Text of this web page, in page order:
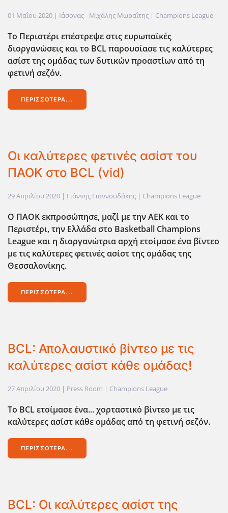
01 Μαΐου 2020 | Ιάσονας - Μιχάλης Μωραΐτης | Champions League
Το Περιστέρι επέστρεψε στις ευρωπαϊκές
διοργανώσεις και το BCL παρουσίασε τις καλύτερες
ασίστ της ομάδας των δυτικών προαστίων από τη
φετινή σεζόν.
ΠΕΡΙΣΣΌΤΕΡΑ...
Οι καλύτερες φετινές ασίστ του
ΠΑΟΚ στο BCL (vid)
29 Απριλίου 2020 | Γιάννης Γιαννουδάκης | Champions League
Ο ΠΑΟΚ εκπροσώπησε, μαζί με την ΑΕΚ και το
Περιστέρι, την Ελλάδα στο Basketball Champions
League και η διοργανώτρια αρχή ετοίμασε ένα βίντεο
με τις καλύτερες φετινές ασίστ της ομάδας της
Θεσσαλονίκης.
ΠΕΡΙΣΣΌΤΕΡΑ...
BCL: Απολαυστικό βίντεο με τις
καλύτερες ασίστ κάθε ομάδας!
27 Απριλίου 2020 | Press Room | Champions League
Το BCL ετοίμασε ένα... χορταστικό βίντεο με τις
καλύτερες ασίστ κάθε ομάδας από τη φετινή σεζόν.
ΠΕΡΙΣΣΌΤΕΡΑ...
BCL: Οι καλύτερες ασίστ της